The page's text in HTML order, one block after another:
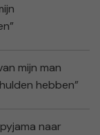
mijn man
hebben”
naar